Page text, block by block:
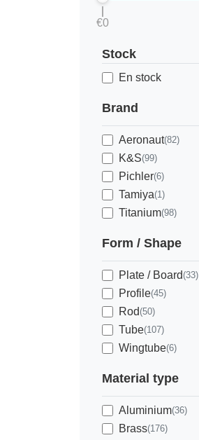
€0
Stock
En stock
Brand
Aeronaut(82)
K&S(99)
Pichler(6)
Tamiya(1)
Titanium(98)
Form / Shape
Plate / Board(33)
Profile(45)
Rod(50)
Tube(107)
Wingtube(6)
Material type
Aluminium(36)
Brass(176)